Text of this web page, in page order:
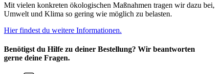
Mit vielen konkreten ökologischen Maßnahmen tragen wir dazu bei,
Umwelt und Klima so gering wie möglich zu belasten.
Hier findest du weitere Informationen.
Benötigst du Hilfe zu deiner Bestellung? Wir beantworten
gerne deine Fragen.